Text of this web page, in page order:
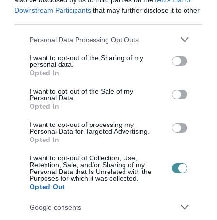
Downstream Participants that may further disclose it to other
Please note that this website/app uses one or more Google
not limited to your visit or usage behaviour. You may click to
grant or deny consent to Google and its third-party tags to
use your data for below specified purposes in below Google
consent section.
Personal Data Processing Opt Outs
I want to opt-out of the Sharing of my
personal data.
Opted In
I want to opt-out of the Sale of my
Personal Data.
Opted In
I want to opt-out of processing my
Personal Data for Targeted Advertising.
Opted In
I want to opt-out of Collection, Use,
Retention, Sale, and/or Sharing of my
Personal Data that Is Unrelated with the
Purposes for which it was collected.
Opted Out
Google consents
Itt a részletes szabályozás: így kell élnünk
szerdától
bennünket az EGRI ÜGYEK Google Hírek oldalán!
VISSZA A FŐOLDALRA
Legfrissebb híreink